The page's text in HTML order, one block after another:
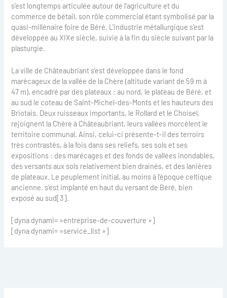
s'est longtemps articulée autour de l'agriculture et du
commerce de bétail, son rôle commercial étant symbolisé par la
quasi-millénaire foire de Béré. L'industrie métallurgique s'est
développée au XIXe siècle, suivie à la fin du siècle suivant par la
plasturgie.
La ville de Châteaubriant s’est développée dans le fond
marécageux de la vallée de la Chère (altitude variant de 59 m à
47 m), encadré par des plateaux : au nord, le plateau de Béré, et
au sud le coteau de Saint-Michel-des-Monts et les hauteurs des
Briotais. Deux ruisseaux importants, le Rollard et le Choisel,
rejoignent la Chère à Châteaubriant, leurs vallées morcèlent le
territoire communal. Ainsi, celui-ci présente-t-il des terroirs
très contrastés, à la fois dans ses reliefs, ses sols et ses
expositions : des marécages et des fonds de vallées inondables,
des versants aux sols relativement bien drainés, et des lanières
de plateaux. Le peuplement initial, au moins à l’époque celtique
ancienne, s’est implanté en haut du versant de Béré, bien
exposé au sud[3].
[dyna dynami= »entreprise-de-couverture »]
[dyna dynami= »service_list »]